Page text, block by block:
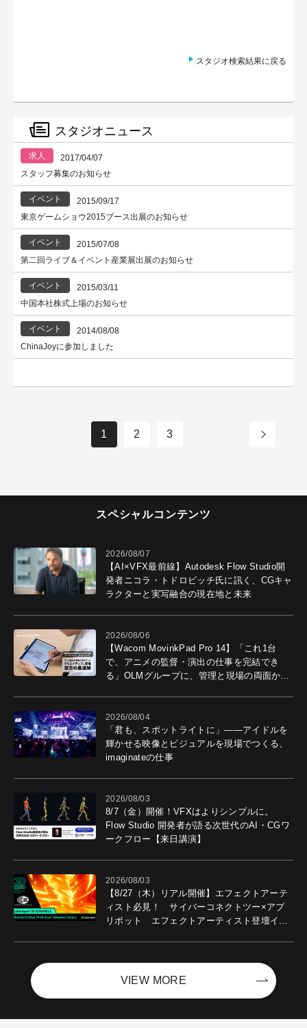
スタジオ検索結果に戻る
スタジオニュース
求人
2017/04/07
スタッフ募集のお知らせ
イベント
2015/09/17
東京ゲームショウ2015ブース出展のお知らせ
イベント
2015/07/08
第二回ライブ＆イベント産業展出展のお知らせ
イベント
2015/03/11
中国本社株式上場のお知らせ
イベント
2014/08/08
ChinaJoyに参加しました
1 2 3 ＞
スペシャルコンテンツ
2026/08/07
【AI×VFX最前線】Autodesk Flow Studio開
発者ニコラ・トドロビッチ氏に訊く、CGキャ
ラクターと実写融合の現在地と未来
2026/08/06
【Wacom MovinkPad Pro 14】「これ1台
で、アニメの監督・演出の仕事を完結でき
る」OLMグループに、管理と現場の両面から
2026/08/04
「君も、スポットライトに」――アイドルを
輝かせる映像とビジュアルを現場でつくる、
imaginateの仕事
2026/08/03
8/7（金）開催！VFXはよりシンプルに。
Flow Studio 開発者が語る次世代のAI・CGワ
ークフロー【来日講演】
2026/08/03
【8/27（木）リアル開催】エフェクトアーテ
ィスト必見！ サイバーコネクトツー×アプ
リボット エフェクトアーティスト登壇イベ
VIEW MORE